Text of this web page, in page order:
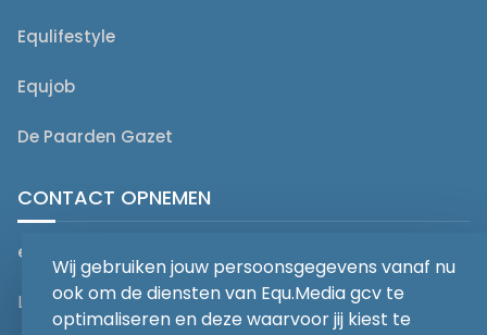
Equlifestyle
Equjob
De Paarden Gazet
CONTACT OPNEMEN
editorial@equmedia.be
Langendamdreef 22 9880 Aalter België
Wij gebruiken jouw persoonsgegevens vanaf nu
ook om de diensten van Equ.Media gcv te
optimaliseren en deze waarvoor jij kiest te